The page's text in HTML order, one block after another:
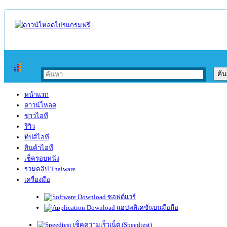
หน้าแรก
ดาวน์โหลด
ข่าวไอที
รีวิว
ทิปส์ไอที
สินค้าไอที
เช็ครอบหนัง
รวมคลิป Thaiware
เครื่องมือ
ซอฟต์แวร์
แอปพลิเคชันบนมือถือ
เช็คความเร็วเน็ต (Speedtest)